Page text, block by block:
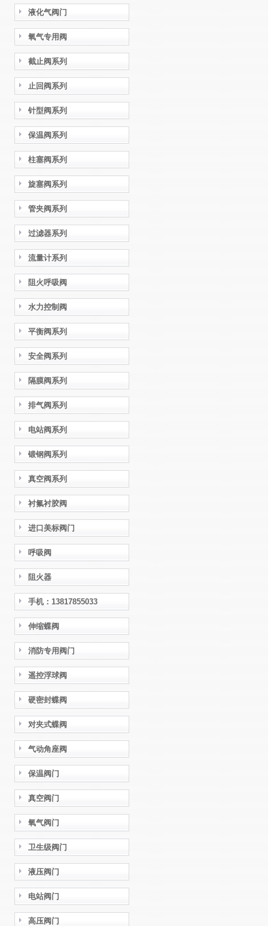
液化气阀门
氧气专用阀
截止阀系列
止回阀系列
针型阀系列
保温阀系列
柱塞阀系列
旋塞阀系列
管夹阀系列
过滤器系列
流量计系列
阻火呼吸阀
水力控制阀
平衡阀系列
安全阀系列
隔膜阀系列
排气阀系列
电站阀系列
锻钢阀系列
真空阀系列
衬氟衬胶阀
进口美标阀门
呼吸阀
阻火器
手机：13817855033
伸缩蝶阀
消防专用阀门
遥控浮球阀
硬密封蝶阀
对夹式蝶阀
气动角座阀
保温阀门
真空阀门
氧气阀门
卫生级阀门
液压阀门
电站阀门
高压阀门